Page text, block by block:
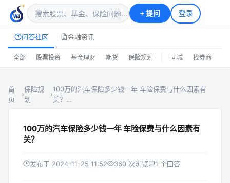
+提问 登录
问答社区 金融资讯
全部 股票投资 基金理财 期货 保险规划 同城 找券商
首
页
›
保险规
划
›
100万的汽车保险多少钱一年 车险保费与什么因素有
关？…
100万的汽车保险多少钱一年 车险保费与什么因素有
关？
发布于 2024-11-25 11:52 360 次浏览 1 个回答